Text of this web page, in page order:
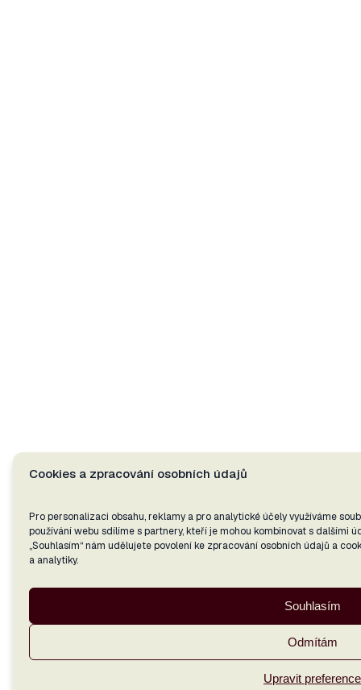
Cookies a zpracování osobních údajů
Pro personalizaci obsahu, reklamy a pro analytické účely využíváme
používání webu sdílíme s partnery, kteří je mohou kombinovat s dalšími
„Souhlasím“ nám udělujete povolení ke zpracování osobních údajů a
a analytiky.
Souhlasím
Odmítám
Upravit preference